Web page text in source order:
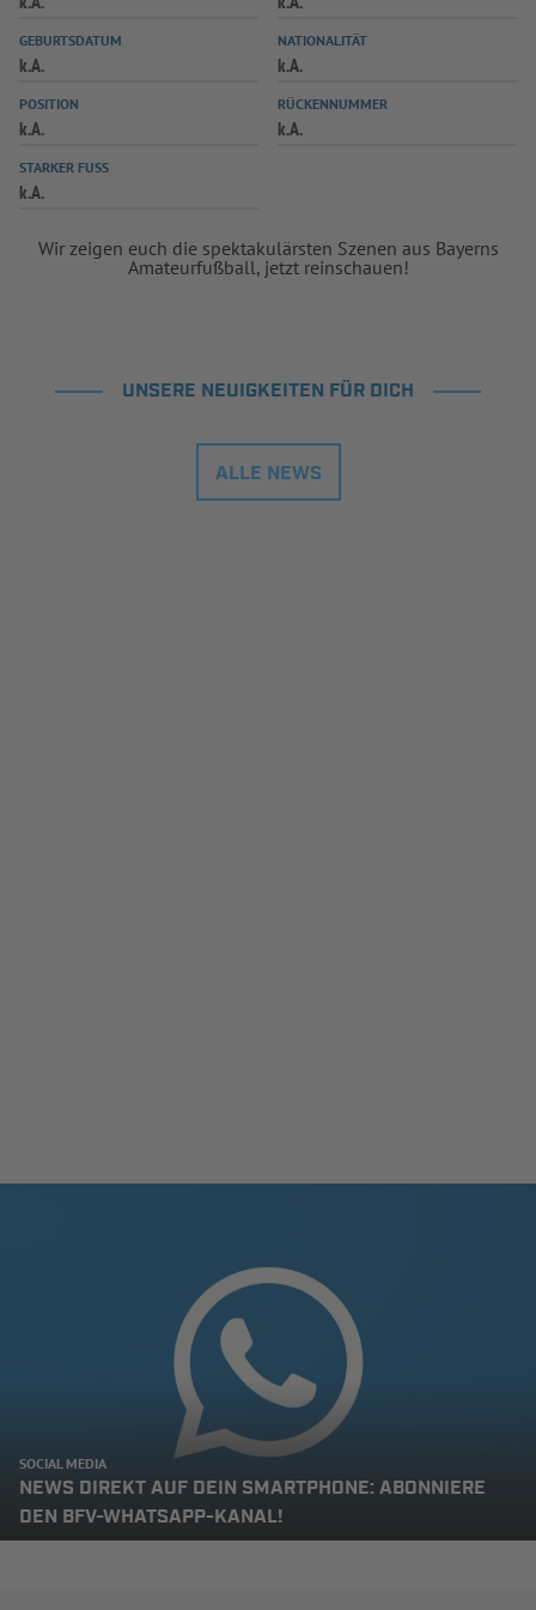
SPIELPLUS
GEBURTSDATUM
k.A.
NATIONALITÄT
k.A.
POSITION
k.A.
RÜCKENNUMMER
k.A.
STARKER FUSS
k.A.
Wir zeigen euch die spektakulärsten Szenen aus Bayerns
Amateurfußball, jetzt reinschauen!
UNSERE NEUIGKEITEN FÜR DICH
ALLE NEWS
SOCIAL MEDIA
NEWS DIREKT AUF DEIN SMARTPHONE: ABONNIERE
DEN BFV-WHATSAPP-KANAL!